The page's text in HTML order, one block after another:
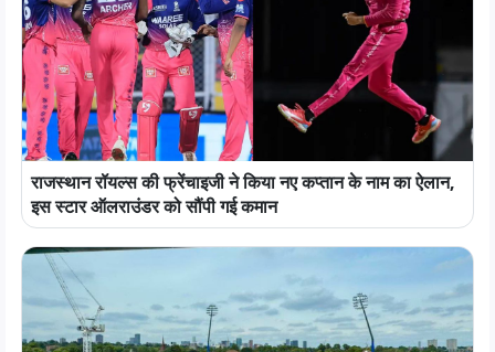
राजस्थान रॉयल्स की फ्रेंचाइजी ने किया नए कप्तान के नाम का ऐलान,
इस स्टार ऑलराउंडर को सौंपी गई कमान